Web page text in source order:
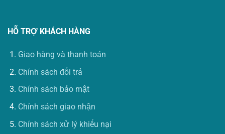
HỖ TRỢ KHÁCH HÀNG
Giao hàng và thanh toán
Chính sách đổi trả
Chính sách bảo mật
Chính sách giao nhận
Chính sách xử lý khiếu nại